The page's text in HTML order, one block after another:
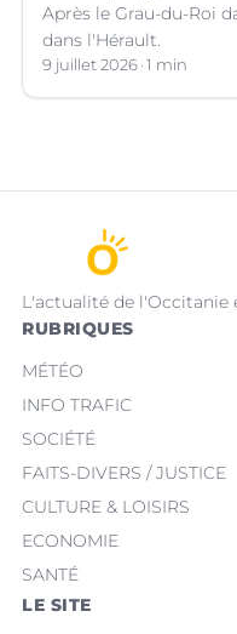
Après le Grau-du-Roi
dans l'Hérault.
9 juillet 2026 1 min
L'actualité de l'Occitanie
RUBRIQUES
MÉTÉO
INFO TRAFIC
SOCIÉTÉ
FAITS-DIVERS / JUSTICE
CULTURE & LOISIRS
ECONOMIE
SANTÉ
LE SITE